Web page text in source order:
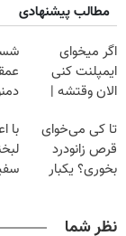
مطالب پیشنهادی
اگر میخوای
ایمپلنت کنی
الان وقتشه |
میلیون تومان!!!
تا کی می‌خوای
قرص زانودرد
بخوری؟ یکبار
با
نظر شما